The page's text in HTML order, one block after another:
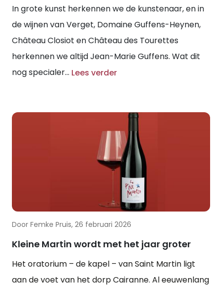
In grote kunst herkennen we de kunstenaar, en in
de wijnen van Verget, Domaine Guffens-Heynen,
Château Closiot en Château des Tourettes
herkennen we altijd Jean-Marie Guffens. Wat dit
nog specialer... Lees verder
Door Femke Pruis, 26 februari 2026
Kleine Martin wordt met het jaar groter
Het oratorium – de kapel – van Saint Martin ligt
aan de voet van het dorp Cairanne. Al eeuwenlang